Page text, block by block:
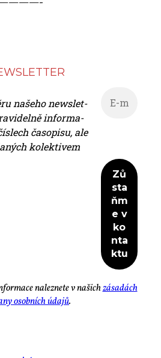
na­še­ho news­let­
in­for­ma­
ča­so­pi­su, ale
ko­lek­ti­vem
na­lez­ne­te v na­šichzá­sa­dách
osob­ních úda­jů.